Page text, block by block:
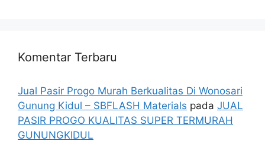
Komentar Terbaru
Jual Pasir Progo Murah Berkualitas Di Wonosari
Gunung Kidul – SBFLASH Materials pada JUAL
PASIR PROGO KUALITAS SUPER TERMURAH
GUNUNGKIDUL